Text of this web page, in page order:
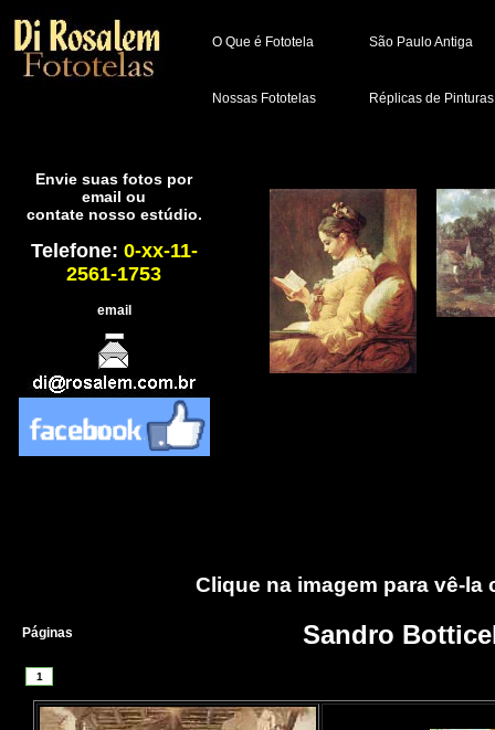
O Que é Fototela
Nossas Fototelas
São Paulo Antiga
Réplicas de Pinturas
Envie suas fotos por
email ou
contate nosso estúdio.
Telefone: 0-xx-11-
2561-1753
email
Páginas
1
Clique na imagem para vê-la
Sandro